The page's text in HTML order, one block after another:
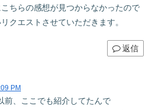
ちらの感想が見つからなかったので
クエストさせていただきます。
返信
PM
前、ここでも紹介してたんで